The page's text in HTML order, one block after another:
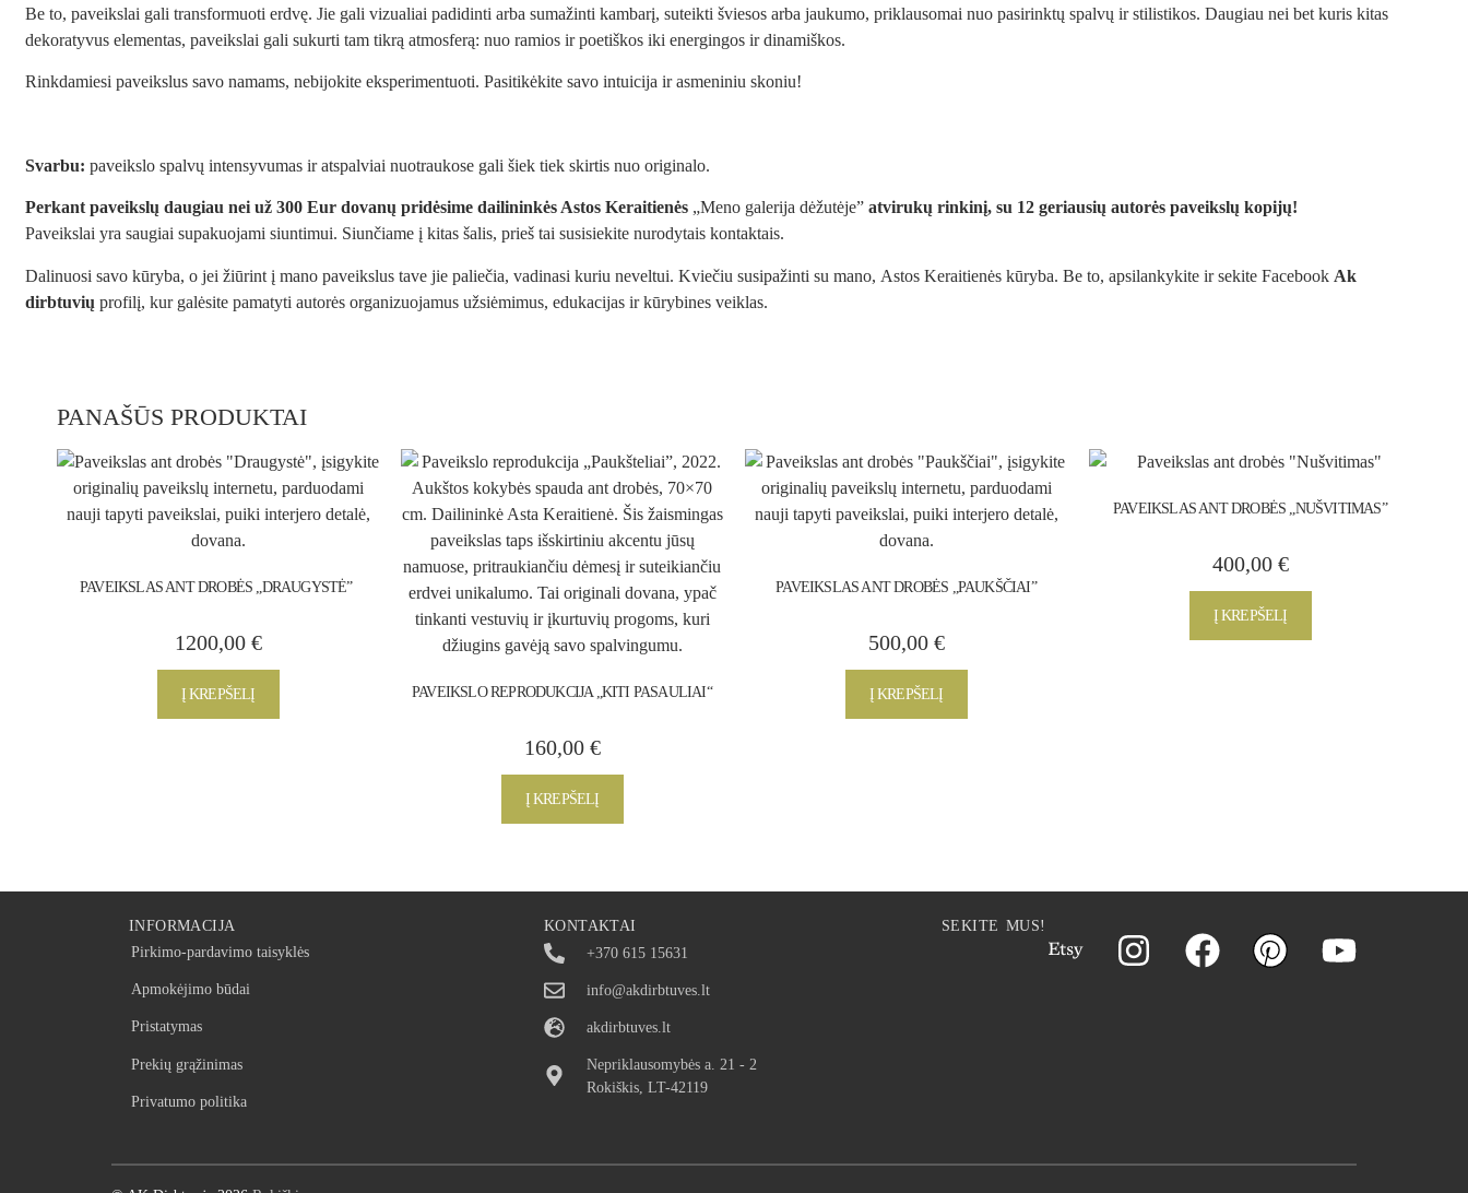
Be to, paveikslai gali transformuoti erdvę. Jie gali vizualiai padidinti arba sumažinti kambarį, suteikti šviesos arba jaukumo, priklausomai nuo pasirinktų spalvų ir stilistikos. Daugiau nei bet kuris kitas
dekoratyvus elementas, paveikslai gali sukurti tam tikrą atmosferą: nuo ramios ir poetiškos iki energingos ir dinamiškos.
Rinkdamiesi paveikslus savo namams, nebijokite eksperimentuoti. Pasitikėkite savo intuicija ir asmeniniu skoniu!
Svarbu: paveikslo spalvų intensyvumas ir atspalviai nuotraukose gali šiek tiek skirtis nuo originalo.
Perkant paveikslų daugiau nei už 300 Eur dovanų pridėsime dailininkės Astos Keraitienės „Meno galerija dėžutėje” atvirukų rinkinį, su 12 geriausių autorės paveikslų kopijų!
Paveikslai yra saugiai supakuojami siuntimui. Siunčiame į kitas šalis, prieš tai susisiekite nurodytaiskontaktais.
Dalinuosi savo kūryba, o jei žiūrint į mano paveikslus tave jie paliečia, vadinasi kuriu neveltui. Kviečiu susipažinti su mano, Astos Keraitienės kūryba. Be to, apsilankykite ir sekiteFacebook Ak
dirbtuvių profilį, kur galėsite pamatyti autorės organizuojamus užsiėmimus, edukacijas ir kūrybines veiklas.
PANAŠŪS PRODUKTAI
PAVEIKSLAS ANT DROBĖS „DRAUGYSTĖ”
1200,00 €
Į KREPŠELĮ PAVEIKSLO REPRODUKCIJA „KITI PASAULIAI“
160,00 €
Į KREPŠELĮ
PAVEIKSLAS ANT DROBĖS „PAUKŠČIAI”
500,00 €
Į KREPŠELĮ
PAVEIKSLAS ANT DROBĖS „NUŠVITIMAS”
400,00 €
Į KREPŠELĮ
INFORMACIJA
Pirkimo-pardavimo taisyklės
Apmokėjimo būdai
Pristatymas
Prekių grąžinimas
Privatumo politika
KONTAKTAI
+370 615 15631
info@akdirbtuves.lt
akdirbtuves.lt
Nepriklausomybės a. 21 - 2
Rokiškis, LT-42119
SEKITE MUS!